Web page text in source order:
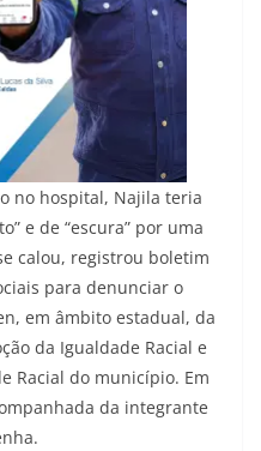
no hospital, Najila teria
e de “escura” por uma
calou, registrou boletim
para denunciar o
em âmbito estadual, da
da Igualdade Racial e
Racial do município. Em
da integrante